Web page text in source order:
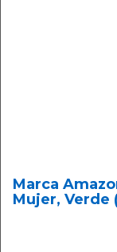
Marca
Mujer, Verde